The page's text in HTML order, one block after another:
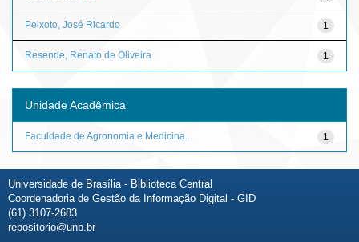
1
Peixoto, José Ricardo
1
Resende, Renato de Oliveira
Unidade Acadêmica
1
Faculdade de Agronomia e Medicina...
Universidade de Brasília - Biblioteca Central
Coordenadoria de Gestão da Informação Digital - GID
(61) 3107-2683
repositorio@unb.br